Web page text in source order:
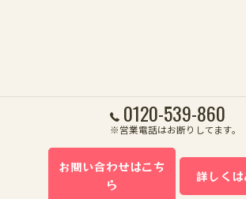
0120-539-860
※営業電話はお断りしてます。
お問い合わせはこち
ら
詳しく